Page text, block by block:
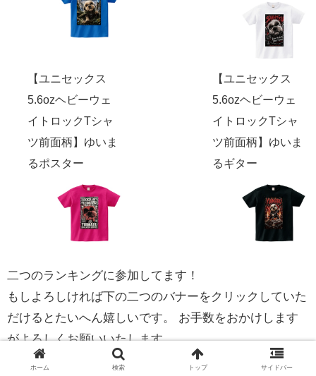
【ユニセックス
5.6ozヘビーウェ
イトロックTシャ
ツ前面柄】ゆいま
るポスター
【ユニセックス
5.6ozヘビーウェ
イトロックTシャ
ツ前面柄】ゆいま
るギター
二つのランキングに参加してます！
もしよろしければ下の二つのバナーをクリックしていた
だけるとたいへん嬉しいです。 お手数をおかけします
がよろしくお願いいたします。
ホーム 検索 トップ サイドバー